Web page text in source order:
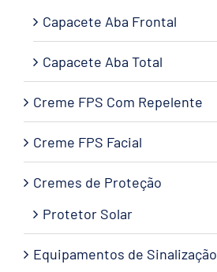
Capacete Aba Frontal
Capacete Aba Total
Creme FPS Com Repelente
Creme FPS Facial
Cremes de Proteção
Protetor Solar
Equipamentos de Sinalização